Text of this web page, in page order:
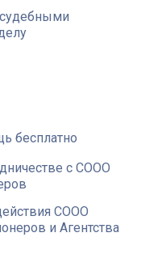
бесплатно
с СООО
СООО
и Агентства